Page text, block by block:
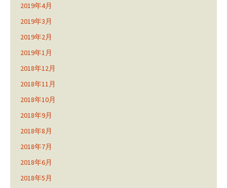
2019年4月
2019年3月
2019年2月
2019年1月
2018年12月
2018年11月
2018年10月
2018年9月
2018年8月
2018年7月
2018年6月
2018年5月